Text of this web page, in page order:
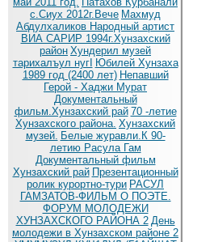
с.Сиух 2012г.Вече Махмуд
Абдулхаликов Народный артист
ВИА САРИР 1994г.Хунзахский
район Хундерил музей
тарихалъул нугI Юбилей Хунзаха
1989 год (2400 лет) Непавший
Герой - Хаджи Мурат
Документальный
фильм.Хунзахский рай 70 -летие
Хунзахского района. Хунзахский
музей. Белые журавли.К 90-
летию Расула Гам
Документальный фильм
Хунзахский рай Презентационный
ролик курортно-тури РАСУЛ
ГАМЗАТОВ-ФИЛЬМ О ПОЭТЕ.
ФОРУМ МОЛОДЕЖИ
ХУНЗАХСКОГО РАЙОНА 2 День
молодежи в Хунзахском районе 2